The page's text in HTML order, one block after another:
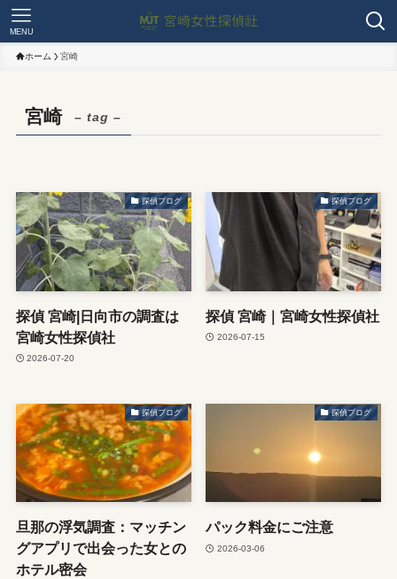
MENU
ホーム 宮崎
宮崎 – tag –
探偵ブログ
探偵 宮崎|日向市の調査は
宮崎女性探偵社
2026-07-20
探偵ブログ
探偵 宮崎｜宮崎女性探偵社
2026-07-15
探偵ブログ
旦那の浮気調査：マッチン
グアプリで出会った女との
ホテル密会
探偵ブログ
パック料金にご注意
2026-03-06